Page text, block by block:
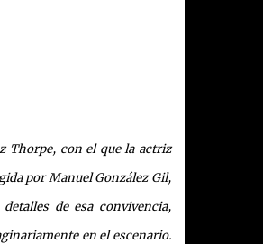
Thorpe, con el que la actriz
por Manuel González Gil,
de esa convivencia,
en el escenario.